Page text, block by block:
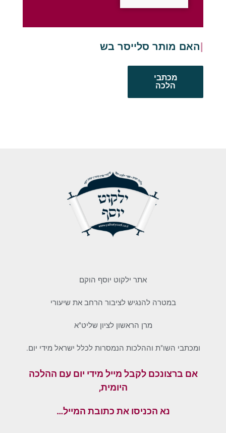
האם מותר סלייסר בשבת
מכתבי
הלכה
אתר ילקוט יוסף הוקם
במטרה להנגיש לציבור הרחב את שיעורי
מרן הראשון לציון שליט"א
ומכתבי השו"ת וההלכות הנמסרות לכלל ישראל מידי יום.
אם ברצונכם לקבל מייל מידי יום עם ההלכה
היומית,
נא הכניסו את כתובת המייל…